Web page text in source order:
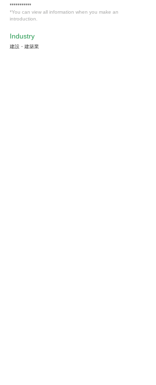
***********
*You can view all information when you make an
introduction.
Industry
建設・建築業